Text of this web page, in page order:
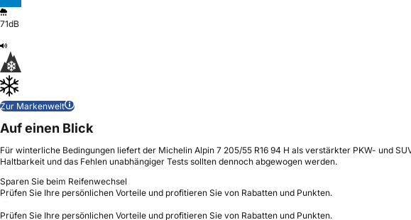
71dB
Zur Markenwelt
Auf einen Blick
Für winterliche Bedingungen liefert der Michelin Alpin 7 205/55 R16 94 H als verstärkter PKW- und
Haltbarkeit und das Fehlen unabhängiger Tests sollten dennoch abgewogen werden.
Sparen Sie beim Reifenwechsel
Prüfen Sie Ihre persönlichen Vorteile und profitieren Sie von Rabatten und Punkten.
Prüfen Sie Ihre persönlichen Vorteile und profitieren Sie von Rabatten und Punkten.